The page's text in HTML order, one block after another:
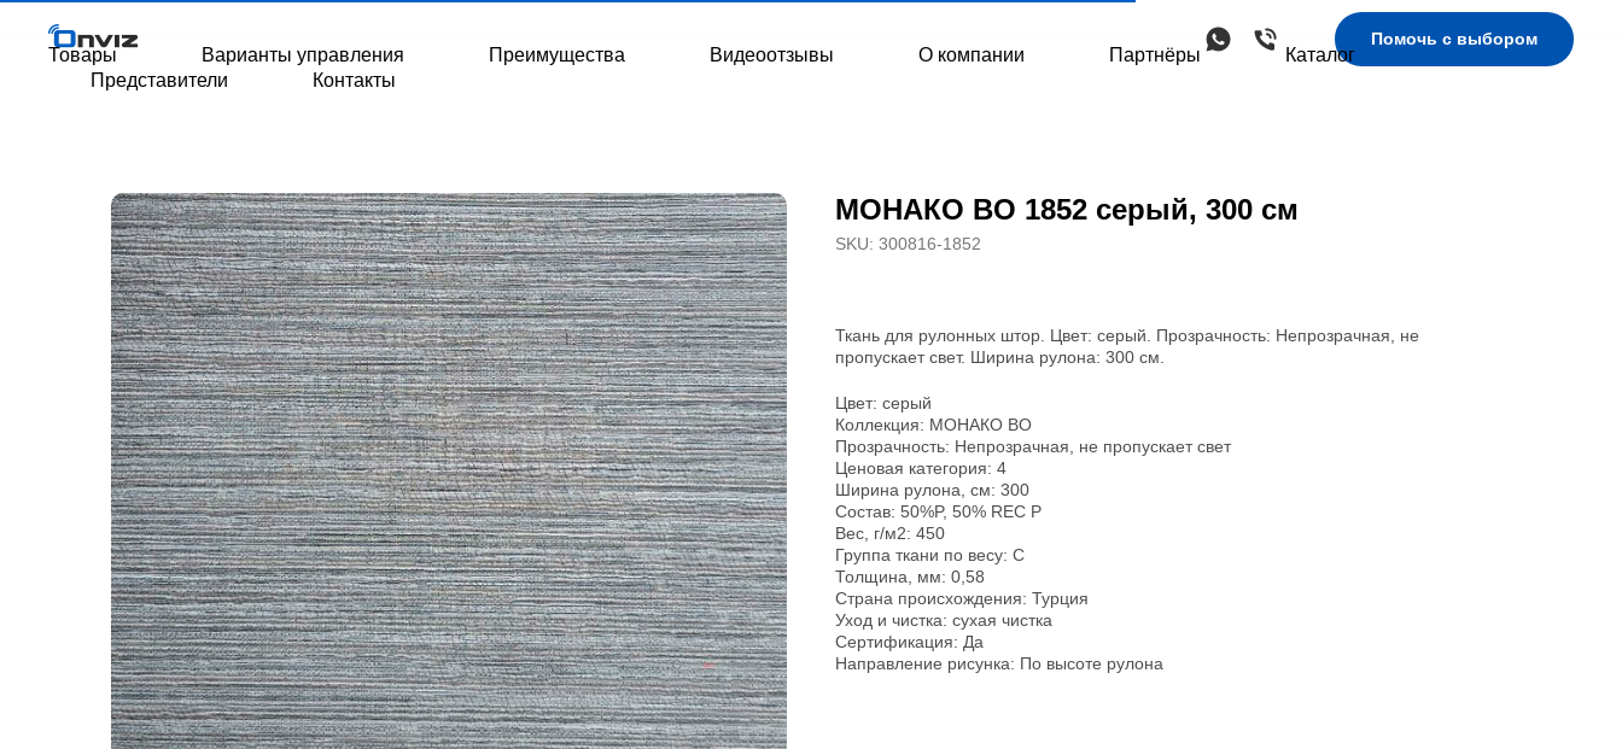
Помочь с выбором
Товары Варианты управления Преимущества Видеоотзывы О компании Партнёры
Каталог
Представители
Контакты
МОНАКО BO 1852 серый, 300 см
SKU: 300816-1852
Ткань для рулонных штор. Цвет: серый. Прозрачность: Непрозрачная, не
пропускает свет. Ширина рулона: 300 см.
Цвет: серый
Коллекция: МОНАКО BO
Прозрачность: Непрозрачная, не пропускает свет
Ценовая категория: 4
Ширина рулона, см: 300
Состав: 50%P, 50% REC P
Вес, г/м2: 450
Группа ткани по весу: C
Толщина, мм: 0,58
Страна происхождения: Турция
Уход и чистка: сухая чистка
Сертификация: Да
Направление рисунка: По высоте рулона
WhatsApp